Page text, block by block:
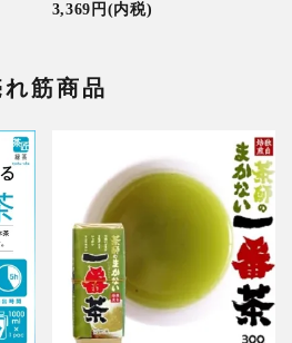
3,369円(内税)
れ筋商品